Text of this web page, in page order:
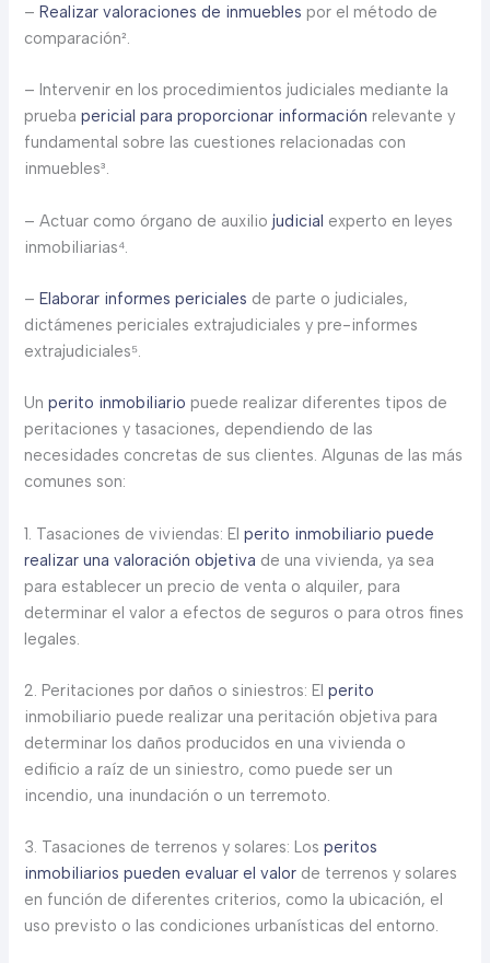
–Realizar valoraciones de inmuebles por el método de
comparación².
– Intervenir en los procedimientos judiciales mediante la
pruebapericial para proporcionar información relevante y
fundamental sobre las cuestiones relacionadas con
inmuebles³.
– Actuar como órgano de auxiliojudicial experto en leyes
inmobiliarias⁴.
–Elaborar informes periciales de parte o judiciales,
dictámenes periciales extrajudiciales y pre-informes
extrajudiciales⁵.
Unperito inmobiliario puede realizar diferentes tipos de
peritaciones y tasaciones, dependiendo de las
necesidades concretas de sus clientes. Algunas de las más
comunes son:
1. Tasaciones de viviendas: Elperito inmobiliario puede
realizar una valoración objetiva de una vivienda, ya sea
para establecer un precio de venta o alquiler, para
determinar el valor a efectos de seguros o para otros fines
legales.
2. Peritaciones por daños o siniestros: Elperito
inmobiliario puede realizar una peritación objetiva para
determinar los daños producidos en una vivienda o
edificio a raíz de un siniestro, como puede ser un
incendio, una inundación o un terremoto.
3. Tasaciones de terrenos y solares: Losperitos
inmobiliarios pueden evaluar el valor de terrenos y solares
en función de diferentes criterios, como la ubicación, el
uso previsto o las condiciones urbanísticas del entorno.